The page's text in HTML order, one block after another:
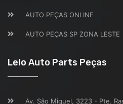
AUTO PEÇAS ONLINE
AUTO PEÇAS SP ZONA LESTE
Lelo Auto Parts Peças
Av. São Miguel, 3223 - Pte.